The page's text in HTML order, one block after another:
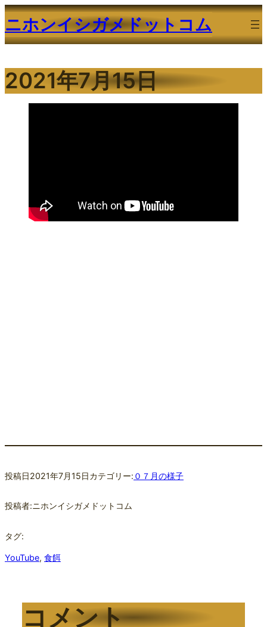
内
容
を
キ
ッ
ニホンイシガメドットコム
2021年7月15日
投稿日2021年7月15日カテゴリー: ０７月の様子
投稿者:ニホンイシガメドットコム
タグ:
YouTube, 食餌
コメント